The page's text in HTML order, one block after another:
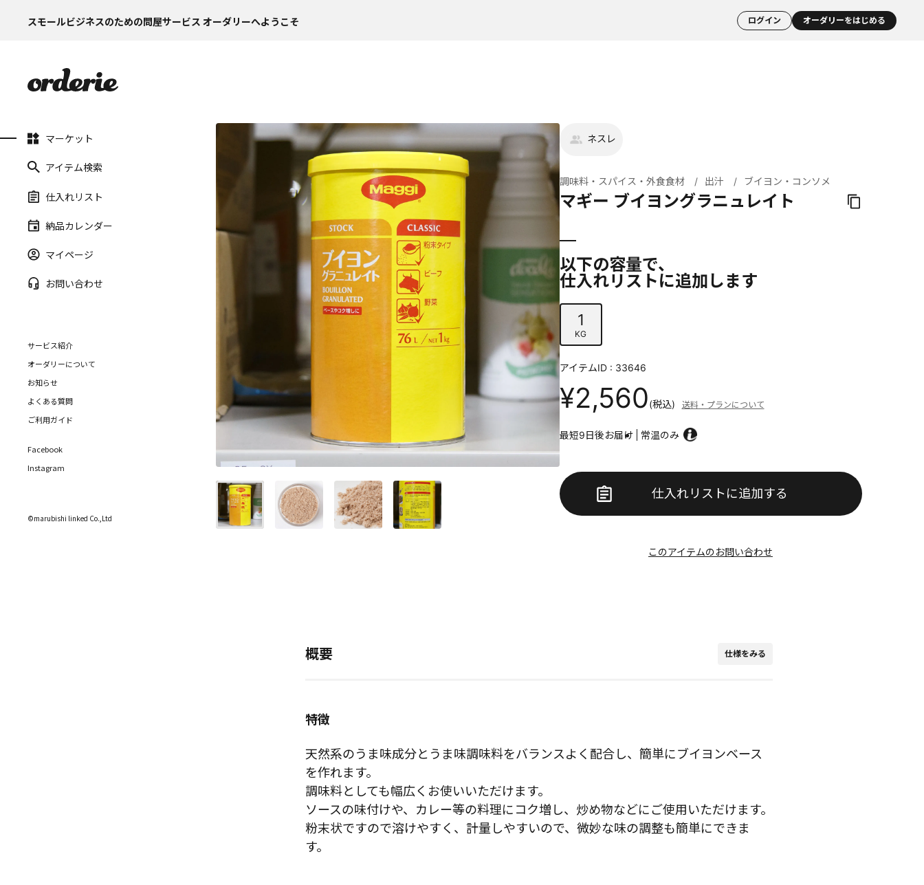
スモールビジネスのための問屋サービス オーダリーへようこそ ログイン オーダリーをはじめる
マーケット
アイテム検索
仕入れリスト
納品カレンダー
マイページ
お問い合わせ
サービス紹介
オーダリーについて
お知らせ
よくある質問
ご利用ガイド
Facebook
Instagram
©marubishi linked Co.,Ltd
ネスレ
調味料・スパイス・外食食材 出汁 ブイヨン・コンソメ
マギー ブイヨングラニュレイト
以下の容量で、
仕入れリストに追加します
1
KG
アイテムID : 33646
¥2,560(税込) 送料・プランについて
最短9日後お届け 常温のみ
仕入れリストに追加する
このアイテムのお問い合わせ
概要 仕様をみる
特徴
天然系のうま味成分とうま味調味料をバランスよく配合し、簡単にブイヨンベース
を作れます。
調味料としても幅広くお使いいただけます。
ソースの味付けや、カレー等の料理にコク増し、炒め物などにご使用いただけます。
粉末状ですので溶けやすく、計量しやすいので、微妙な味の調整も簡単にできま
す。